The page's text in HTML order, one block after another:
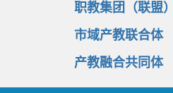
职教集团（联盟）
市域产教联合体
产教融合共同体